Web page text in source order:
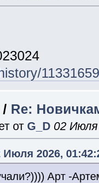
/ Re:
от G_D 02
Июля 2026,
Арт -